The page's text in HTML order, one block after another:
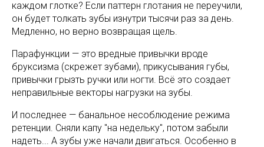
каждом глотке? Если паттерн глотания не переучили,
он будет толкать зубы изнутри тысячи раз за день.
Медленно, но верно возвращая щель.
Парафункции — это вредные привычки вроде
бруксизма (скрежет зубами), прикусывания губы,
привычки грызть ручки или ногти. Всё это создает
неправильные векторы нагрузки на зубы.
И последнее — банальное несоблюдение режима
ретенции. Сняли капу "на недельку", потом забыли
надеть... А зубы уже начали двигаться. Особенно в